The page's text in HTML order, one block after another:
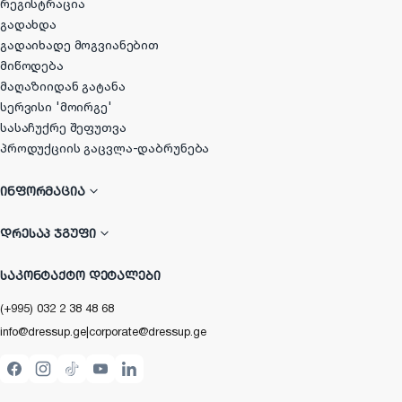
რეგისტრაცია
გადახდა
გადაიხადე მოგვიანებით
მიწოდება
მაღაზიიდან გატანა
სერვისი 'მოირგე'
სასაჩუქრე შეფუთვა
პროდუქციის გაცვლა-დაბრუნება
ᲘᲜᲤᲝᲠᲛᲐᲪᲘᲐ
ᲓᲠᲔᲡᲐᲞ ᲯᲒᲣᲤᲘ
ᲡᲐᲙᲝᲜᲢᲐᲥᲢᲝ ᲓᲔᲢᲐᲚᲔᲑᲘ
(+995) 032 2 38 48 68
info@dressup.ge|corporate@dressup.ge